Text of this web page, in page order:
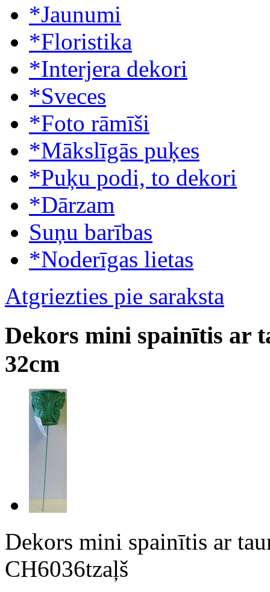
*Jaunumi
*Floristika
*Interjera dekori
*Sveces
*Foto rāmīši
*Mākslīgās puķes
*Puķu podi, to dekori
*Dārzam
Suņu barības
*Noderīgas lietas
Atgriezties pie saraksta
Dekors mini spainītis ar
32cm
Dekors mini spainītis ar
CH6036tzaļš